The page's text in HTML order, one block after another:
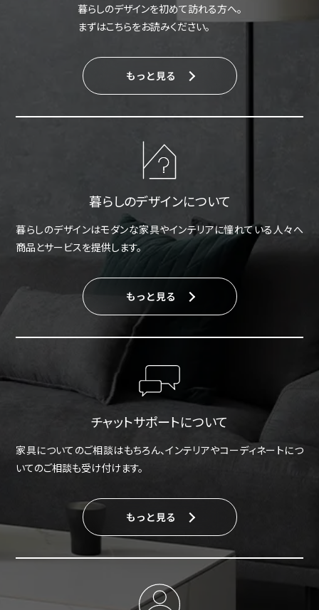
暮らしのデザインを初めて訪れる方へ。
まずはこちらをお読みください。
もっと見る
暮らしのデザインについて
暮らしのデザインはモダンな家具やインテリアに憧れている人々へ
商品とサービスを提供します。
もっと見る
チャットサポートについて
家具についてのご相談はもちろん、インテリアやコーディネートにつ
いてのご相談も受け付けます。
もっと見る